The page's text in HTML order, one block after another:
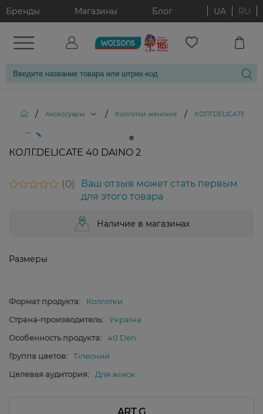
Бренды Магазины Блог UA RU
/ Аксессуары / Колготки женские / КОЛГ.DELICATE 40
КОЛГ.DELICATE 40 DAINO 2
0
Ваш отзыв может стать первым
для этого товара
Наличие в магазинах
Размеры
Формат продукта:
Колготки
Страна-производитель:
Україна
Особенность продукта:
40 Den
Группа цветов:
Тілесний
Целевая аудитория:
Для жінок